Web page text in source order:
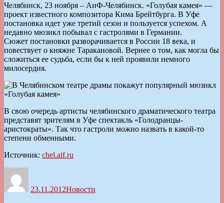
Челябинск, 23 ноября – АиФ-Челябинск. «Голубая камея» —
проект известного композитора Кима Брейтбурга. В Уфе
постановка идет уже третий сезон и пользуется успехом. А
недавно мюзикл побывал с гастролями в Германии.
Сюжет постановки разворачивается в России 18 века, и
повествует о княжне Таракановой. Вернее о том, как могла бы
сложиться ее судьба, если бы к ней проявили немного
милосердия.
В свою очередь артисты челябинского драматического театра
представят зрителям в Уфе спектакль «Голодранцы-
аристократы». Так что гастроли можно назвать в какой-то
степени обменными.
Источник: chel.aif.ru
23.11.2012Новости